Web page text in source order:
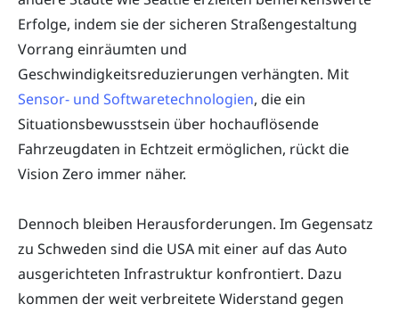
Erfolge, indem sie der sicheren Straßengestaltung
Vorrang einräumten und
Geschwindigkeitsreduzierungen verhängten. Mit
Sensor- und Softwaretechnologien, die ein
Situationsbewusstsein über hochauflösende
Fahrzeugdaten in Echtzeit ermöglichen, rückt die
Vision Zero immer näher.
Dennoch bleiben Herausforderungen. Im Gegensatz
zu Schweden sind die USA mit einer auf das Auto
ausgerichteten Infrastruktur konfrontiert. Dazu
kommen der weit verbreitete Widerstand gegen